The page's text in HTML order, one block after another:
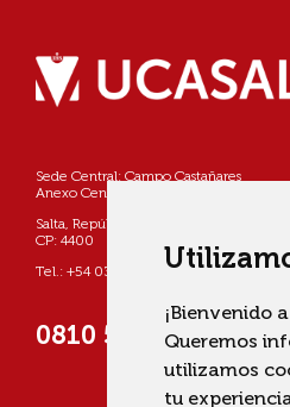
¡Bienvenido
Queremos
utilizamos
tu
Sede Central: Campo Castañares
Anexo Centro: Pellegrini 790
Salta, República Argentina
CP: 4400
Tel.: +54 0387 4268800
0810 555 822725